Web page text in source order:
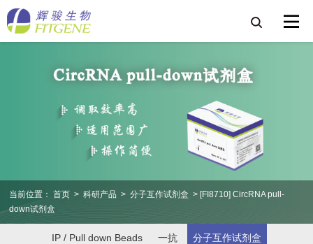
当前位置： 首页 > 科研产品 > 分子互作试剂盒 > [FI8710] CircRNA pull-
down试剂盒
IP / Pull down Beads 一抗 分子互作试剂盒